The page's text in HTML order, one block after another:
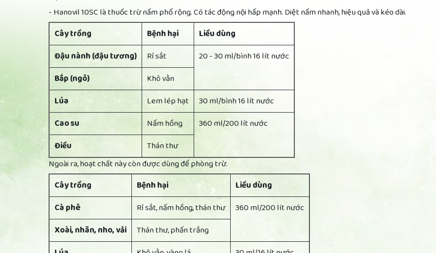
- Hanovil 10SC là thuốc trừ nấm phổ rộng. Có tác động nội hấp mạnh. Diệt nấm nhanh, hiệu quả và kéo dài.
Cây trồng
Bệnh hại
Liều dùng
Đậu nành (đậu tương)
Rỉ sắt
20 - 30 ml/bình 16 lít nước
Bắp (ngô)
Khô vằn
Lúa
Lem lép hạt
30 ml/bình 16 lít nước
Cao su
Nấm hồng
360 ml/200 lít nước
Điều
Thán thư
Ngoài ra, hoạt chất này còn được dùng để phòng trừ.
Cây trồng
Bệnh hại
Liều dùng
Cà phê
Rỉ sắt, nấm hồng, thán thư
360 ml/200 lít nước
Xoài, nhãn, nho, vải
Thán thư, phấn trắng